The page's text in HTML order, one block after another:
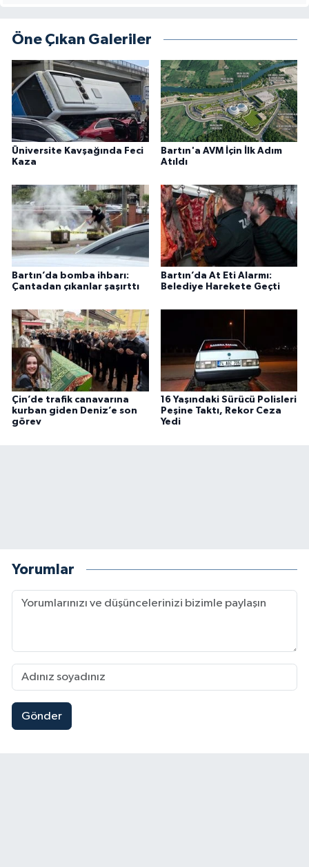
Öne Çıkan Galeriler
Üniversite Kavşağında Feci
Kaza
Bartın'a AVM İçin İlk Adım
Atıldı
Bartın’da bomba ihbarı:
Çantadan çıkanlar şaşırttı
Bartın’da At Eti Alarmı:
Belediye Harekete Geçti
Çin’de trafik canavarına
kurban giden Deniz’e son
görev
16 Yaşındaki Sürücü Polisleri
Peşine Taktı, Rekor Ceza
Yedi
Yorumlar
Gönder